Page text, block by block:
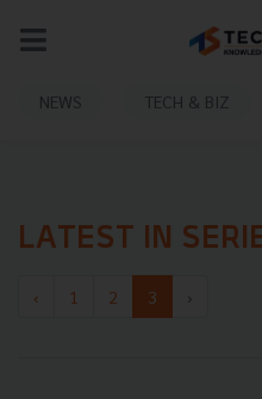
NEWS TECH & BIZ
LATEST IN
‹ 1 2 3 ›